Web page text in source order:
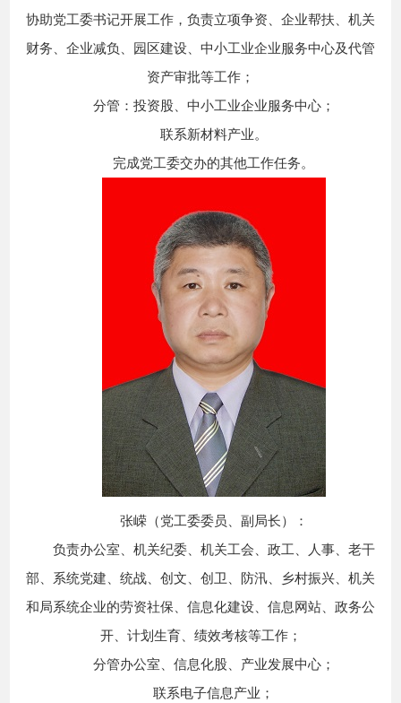
协助党工委书记开展工作，负责立项争资、企业帮扶、机关
财务、企业减负、园区建设、中小工业企业服务中心及代管
资产审批等工作；
分管：投资股、中小工业企业服务中心；
联系新材料产业。
完成党工委交办的其他工作任务。
张嵘（党工委委员、副局长）：
负责办公室、机关纪委、机关工会、政工、人事、老干
部、系统党建、统战、创文、创卫、防汛、乡村振兴、机关
和局系统企业的劳资社保、信息化建设、信息网站、政务公
开、计划生育、绩效考核等工作；
分管办公室、信息化股、产业发展中心；
联系电子信息产业；